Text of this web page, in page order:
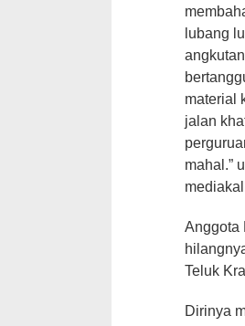
lubang
material
jalan
mahal.”
Anggota
Teluk
Dirinya